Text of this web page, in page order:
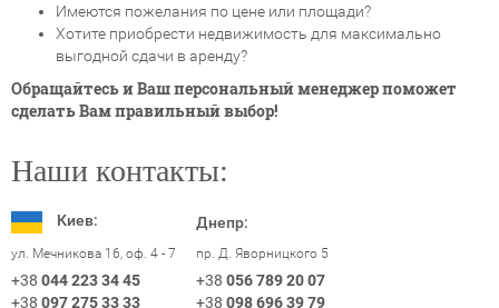
Имеются пожелания по цене или площади?
Хотите приобрести недвижимость для максимально
выгодной сдачи в аренду?
Обращайтесь и Ваш персональный менеджер поможет
сделать Вам правильный выбор!
Наши контакты:
Киев:
ул. Мечникова 16, оф. 4 - 7
+38 044 223 34 45
+38 097 275 33 33
Днепр:
пр. Д. Яворницкого 5
+38 056 789 20 07
+38 098 696 39 79